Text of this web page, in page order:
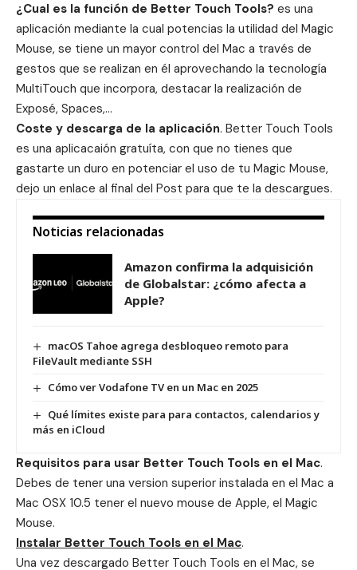
¿Cual es la función de Better Touch Tools? es una
aplicación mediante la cual potencias la utilidad del Magic
Mouse, se tiene un mayor control del Mac a través de
gestos que se realizan en él aprovechando la tecnología
MultiTouch que incorpora, destacar la realización de
Exposé, Spaces,…
Coste y descarga de la aplicación. Better Touch Tools
es una aplicacaión gratuíta, con que no tienes que
gastarte un duro en potenciar el uso de tu Magic Mouse,
dejo un enlace al final del Post para que te la descargues.
Noticias relacionadas
Amazon confirma la adquisición
de Globalstar: ¿cómo afecta a
Apple?
macOS Tahoe agrega desbloqueo remoto para
FileVault mediante SSH
Cómo ver Vodafone TV en un Mac en 2025
Qué límites existe para para contactos, calendarios y
más en iCloud
Requisitos para usar Better Touch Tools en el Mac.
Debes de tener una version superior instalada en el Mac a
Mac OSX 10.5 tener el nuevo mouse de Apple, el Magic
Mouse.
Instalar Better Touch Tools en el Mac.
Una vez descargado Better Touch Tools en el Mac, se